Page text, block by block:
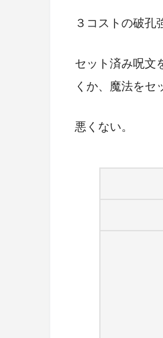
３コストの破孔
セット済み呪文
くか、魔法をセ
悪くない。